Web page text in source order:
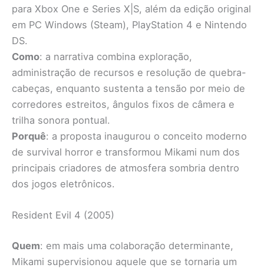
para Xbox One e Series X|S, além da edição original
em PC Windows (Steam), PlayStation 4 e Nintendo
DS.
Como: a narrativa combina exploração,
administração de recursos e resolução de quebra-
cabeças, enquanto sustenta a tensão por meio de
corredores estreitos, ângulos fixos de câmera e
trilha sonora pontual.
Porquê: a proposta inaugurou o conceito moderno
de survival horror e transformou Mikami num dos
principais criadores de atmosfera sombria dentro
dos jogos eletrônicos.
Resident Evil 4 (2005)
Quem: em mais uma colaboração determinante,
Mikami supervisionou aquele que se tornaria um